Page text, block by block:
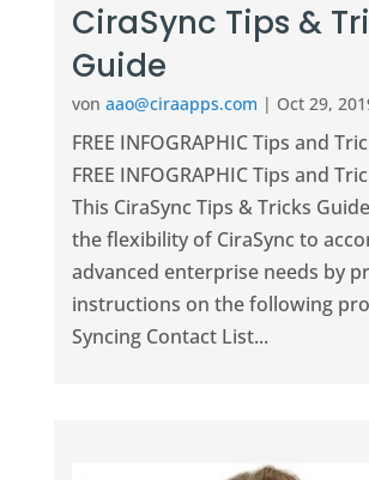
CiraSync Tips &
Guide
von aao@ciraapps.com | Oct 29,
FREE INFOGRAPHIC Tips and
FREE INFOGRAPHIC Tips and
This CiraSync Tips & Tricks
the flexibility of CiraSync to
advanced enterprise needs by
instructions on the following
Syncing Contact List...